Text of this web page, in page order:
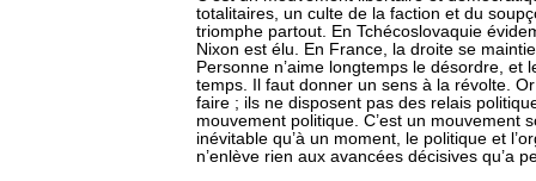
totalitaires, un culte de la faction et du
triomphe partout. En Tchécoslovaquie
Nixon est élu. En France, la droite se
Personne n’aime longtemps le désordre, et
temps. Il faut donner un sens à la révolte.
faire ; ils ne disposent pas des relais
mouvement politique. C’est un mouvement
inévitable qu’à un moment, le politique et
n’enlève rien aux avancées décisives qu’a